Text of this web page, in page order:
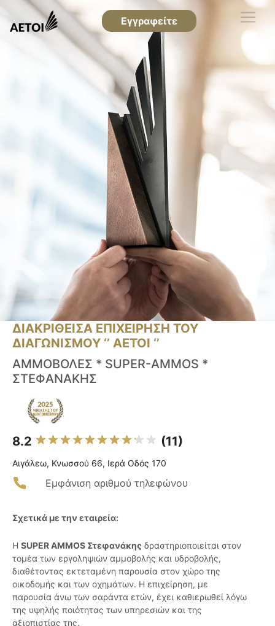
Εγγραφείτε
ΔΙΑΚΡΙΘΕΙΣΑ ΕΠΙΧΕΙΡΗΣΗ ΤΟΥ
ΔΙΑΓΩΝΙΣΜΟΥ ‘’ ΑΕΤΟΙ ‘’
ΑΜΜΟΒΟΛΕΣ * SUPER-AMMOS *
ΣΤΕΦΑΝΑΚΗΣ
8.2 (11)
Αιγάλεω, Κνωσσού 66, Ιερά Οδός 170
Εμφάνιση αριθμού τηλεφώνου
Σχετικά με την εταιρεία:
Η SUPER AMMOS Στεφανάκης δραστηριοποιείται στον
τομέα των εργοληψιών αμμοβολής και υδροβολής,
διαθέτοντας εκτεταμένη παρουσία στον χώρο της
οικοδομής και των οχημάτων. Η επιχείρηση, με
παρουσία άνω των σαράντα ετών, έχει καθιερωθεί λόγω
της υψηλής ποιότητας των υπηρεσιών και της
αξιοπιστίας της.